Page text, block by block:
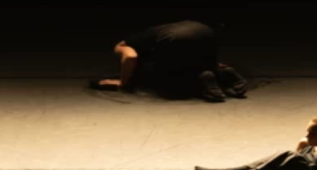
Wir verwenden Cookies
Wir und Dritte verwenden auf unseren Websites Cookies. Wir
verwenden Cookies, um Statistiken zu führen, Ihre Präferenzen zu
speichern, aber auch für Marketingzwecke (z. B. massgeschneiderte
Werbung).Weitere Informationen kannst du in unserer
Datenschutzerklärung nachlesen
Verstanden